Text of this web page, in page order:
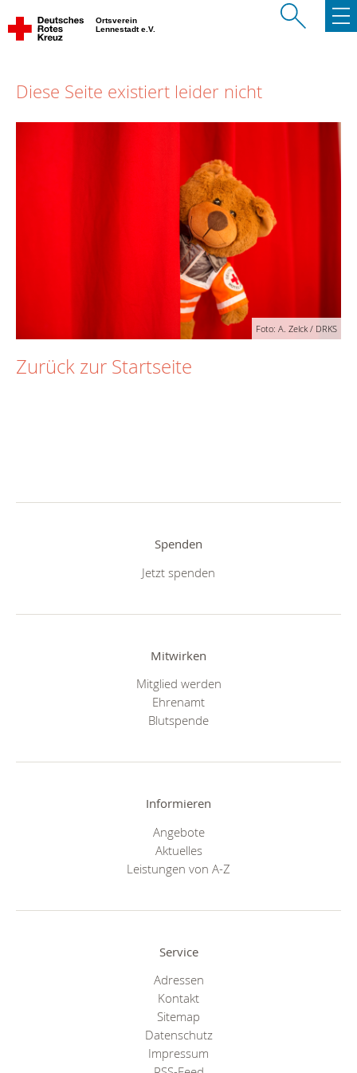
Ortsverein
Lennestadt e.V.
Diese Seite existiert leider nicht
Foto: A. Zelck / DRKS
Zurück zur Startseite
Spenden
Jetzt spenden
Mitwirken
Mitglied werden
Ehrenamt
Blutspende
Informieren
Angebote
Aktuelles
Leistungen von A-Z
Service
Adressen
Kontakt
Sitemap
Datenschutz
Impressum